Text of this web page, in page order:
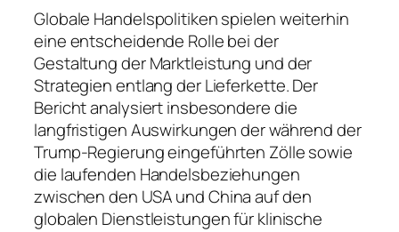
Globale Handelspolitiken spielen weiterhin
eine entscheidende Rolle bei der
Gestaltung der Marktleistung und der
Strategien entlang der Lieferkette. Der
Bericht analysiert insbesondere die
langfristigen Auswirkungen der während der
Trump-Regierung eingeführten Zölle sowie
die laufenden Handelsbeziehungen
zwischen den USA und China auf den
globalen Dienstleistungen für klinische